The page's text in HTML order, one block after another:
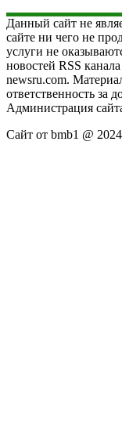
Данный сайт не
сайте ни чего не
услуги не
новостей RSS
newsru.com.
ответственность за
Администрация
Сайт от bmb1 @ 2024